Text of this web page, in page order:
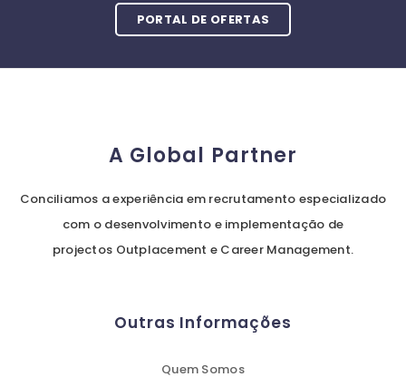
PORTAL DE OFERTAS
A Global Partner
Conciliamos a experiência em recrutamento especializado
com o desenvolvimento e implementação de
projectos Outplacement e Career Management.
Outras Informações
Quem Somos